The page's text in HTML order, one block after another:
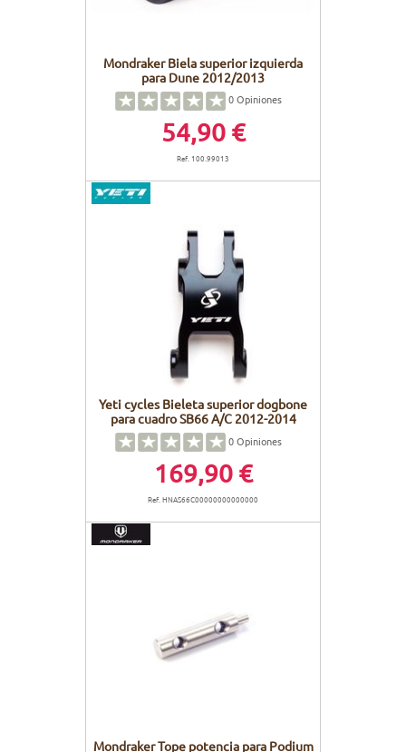
Mondraker Biela superior izquierda
para Dune 2012/2013
0Opiniones
54,90 €
Ref. 100.99013
Yeti cycles Bieleta superior dogbone
para cuadro SB66 A/C 2012-2014
0Opiniones
169,90 €
Ref. HNAS66C00000000000000
Mondraker Tope potencia para Podium